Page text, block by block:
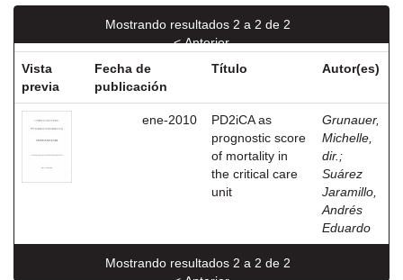
Mostrando resultados 2 a 2 de 2
< Anterior
Vista
previa
Fecha de
publicación
Título Autor(es)
ene-2010
PD2iCA as
prognostic score
of mortality in
the critical care
unit
Grunauer,
Michelle,
dir. ;
Suárez
Jaramillo,
Andrés
Eduardo
Mostrando resultados 2 a 2 de 2